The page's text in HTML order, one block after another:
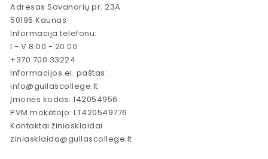
Adresas Savanorių pr. 23A
50195 Kaunas
Informacija telefonu:
I - V 8:00 - 20:00
+370 700 33224
Informacijos el. paštas:
info@gullascollege.lt
Įmonės kodas: 142054956
PVM mokėtojo: LT420549776
Kontaktai žiniasklaidai
ziniasklaida@gullascollege.lt